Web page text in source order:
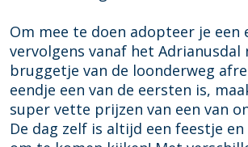
e
c
e
c
e
Om mee te doen adopteer je een
vervolgens vanaf het Adrianusdal
bruggetje van de loonderweg
eendje een van de eersten is,
super vette prijzen van een van
De dag zelf is altijd een feestje